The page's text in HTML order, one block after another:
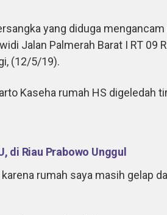
yang diduga
Jalan Palmerah Barat I RT 09
(12/5/19).
Kaseha rumah HS digeledah
di Riau Prabowo Unggul
rumah saya masih gelap